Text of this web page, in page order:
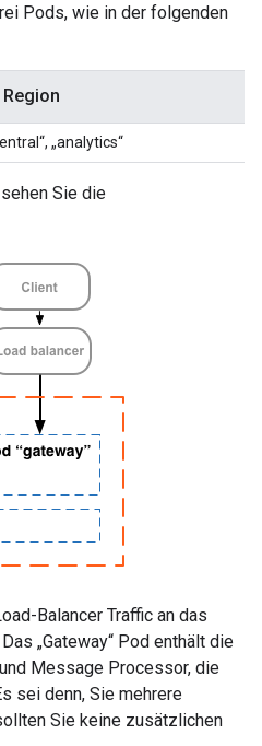
Pods, wie in der folgenden
„analytics“
Sie die
Balancer Traffic an das
„Gateway“ Pod enthält die
Message Processor, die
sei denn, Sie mehrere
Sie keine zusätzlichen